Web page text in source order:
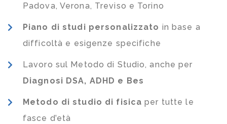
Padova, Verona, Treviso e Torino
Piano di studi personalizzato in base a
difficoltà e esigenze specifiche
Lavoro sul Metodo di Studio, anche per
Diagnosi DSA, ADHD e Bes
Metodo di studio di fisica per tutte le
fasce d’età